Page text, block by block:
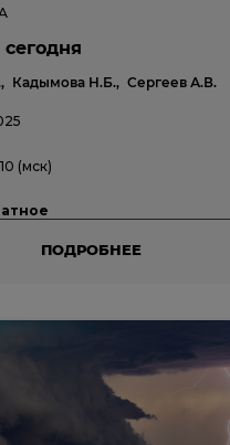
Кадымова Н.Б., Сергеев А.В.
(мск)
ПОДРОБНЕЕ